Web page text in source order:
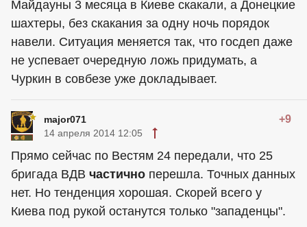
Майдауны 3 месяца в Киеве скакали, а Донецкие
шахтеры, без скакания за одну ночь порядок
навели. Ситуация меняется так, что госдеп даже
не успевает очередную ложь придумать, а
Чуркин в совбезе уже докладывает.
major071 +9
14 апреля 2014 12:05
Прямо сейчас по Вестям 24 передали, что 25
бригада ВДВ частично перешла. Точных данных
нет. Но тенденция хорошая. Скорей всего у
Киева под рукой останутся только "западенцы".